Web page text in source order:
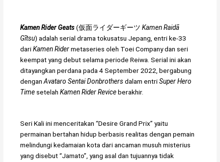
Kamen Rider Geats(仮面ライダーギーツ Kamen Raidā
Gītsu) adalah serial drama tokusatsu Jepang, entri ke-33
dariKamen Ridermetaseries oleh Toei Company dan seri
keempat yang debut selama periode Reiwa. Serial ini akan
ditayangkan perdana pada 4 September 2022, bergabung
denganAvataro Sentai Donbrothersdalam entriSuper Hero
Time setelahKamen Rider Reviceberakhir.
Seri Kali ini menceritakan “Desire Grand Prix” yaitu
permainan bertahan hidup berbasis realitas dengan pemain
melindungi kedamaian kota dari ancaman musuh misterius
yang disebut “Jamato”, yang asal dan tujuannya tidak